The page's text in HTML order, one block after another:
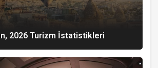
2026 Turizm İstatistikleri